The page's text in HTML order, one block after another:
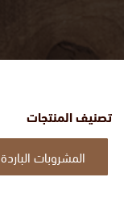
تصنيف المنتجات
المشروبات الباردة